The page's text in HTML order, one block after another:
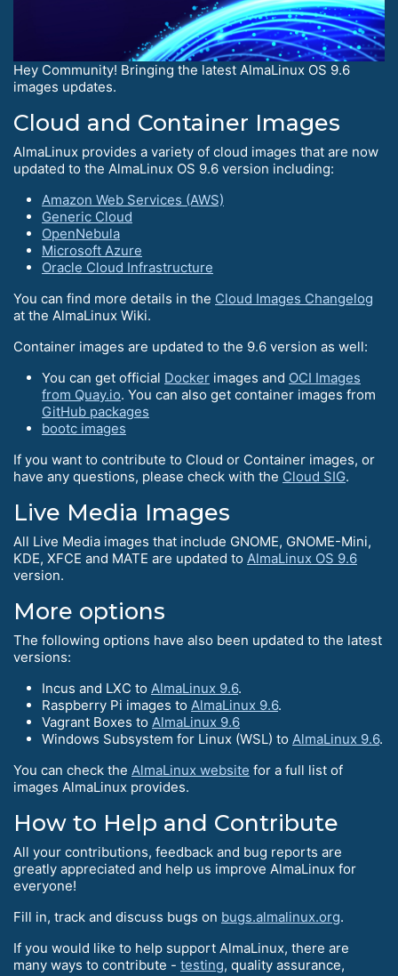
Hey Community! Bringing the latest AlmaLinux OS 9.6
images updates.
Cloud and Container Images
AlmaLinux provides a variety of cloud images that are now
updated to the AlmaLinux OS 9.6 version including:
Amazon Web Services (AWS)
Generic Cloud
OpenNebula
Microsoft Azure
Oracle Cloud Infrastructure
You can find more details in the Cloud Images Changelog
at the AlmaLinux Wiki.
Container images are updated to the 9.6 version as well:
You can get official Docker images and OCI Images
from Quay.io. You can also get container images from
GitHub packages
bootc images
If you want to contribute to Cloud or Container images, or
have any questions, please check with the Cloud SIG.
Live Media Images
All Live Media images that include GNOME, GNOME-Mini,
KDE, XFCE and MATE are updated to AlmaLinux OS 9.6
version.
More options
The following options have also been updated to the latest
versions:
Incus and LXC to AlmaLinux 9.6.
Raspberry Pi images to AlmaLinux 9.6.
Vagrant Boxes to AlmaLinux 9.6
Windows Subsystem for Linux (WSL) to AlmaLinux 9.6.
You can check the AlmaLinux website for a full list of
images AlmaLinux provides.
How to Help and Сontribute
All your contributions, feedback and bug reports are
greatly appreciated and help us improve AlmaLinux for
everyone!
Fill in, track and discuss bugs on bugs.almalinux.org.
If you would like to help support AlmaLinux, there are
many ways to contribute - testing, quality assurance,